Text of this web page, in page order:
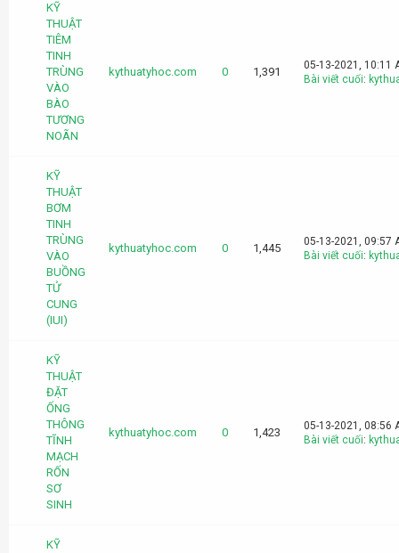
KỸ
THUẬT
TIÊM
TINH
TRÙNG
VÀO
BÀO
TƯƠNG
NOÃN
kythuatyhoc.com 0 1,391
05-13-2021, 10:11
Bài viết cuối:
KỸ
THUẬT
BƠM
TINH
TRÙNG
VÀO
BUỒNG
TỬ
CUNG
(IUI)
kythuatyhoc.com 0 1,445
05-13-2021, 09:57
Bài viết cuối:
KỸ
THUẬT
ĐẶT
ỐNG
THÔNG
TĨNH
MẠCH
RỐN
SƠ
SINH
kythuatyhoc.com 0 1,423
05-13-2021, 08:56
Bài viết cuối:
KỸ